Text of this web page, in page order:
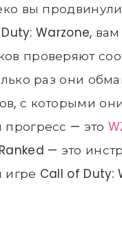
вы
Warzone,
проверяют
раз они
с которыми
— это
— это
Call of Duty: